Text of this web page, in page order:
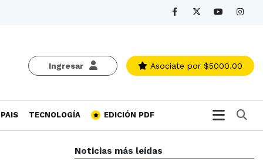
Ingresar Asociate por $5000.00
PAIS TECNOLOGÍA EDICIÓN PDF
Noticias más leídas